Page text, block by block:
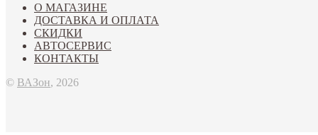
О МАГАЗИНЕ
ДОСТАВКА И ОПЛАТА
СКИДКИ
АВТОСЕРВИС
КОНТАКТЫ
© ВАЗон, 2026